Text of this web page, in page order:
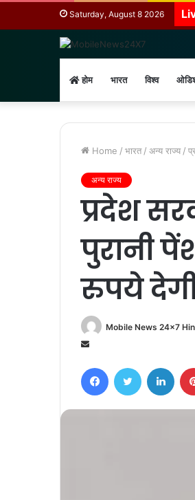
Saturday, August 8 2026
होम भारत विश्व
Home / भारत / अन्य राज्य /
अन्य राज्य
प्रदेश
पुरानी
रुपये
Mobile News 24x7
Send
email
FacebookTwitter